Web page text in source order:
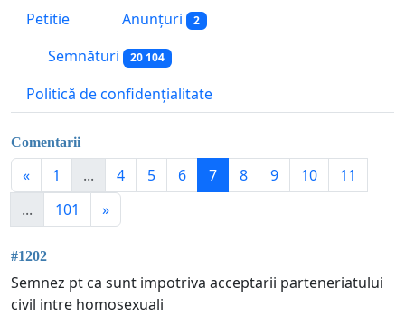
Petitie Anunțuri 2
Semnături 20 104
Politică de confidențialitate
Comentarii
« 1 ... 4 5 6 7 8 9 10
11
...
101 »
#1202
Semnez pt ca sunt impotriva acceptarii parteneriatului
civil intre homosexuali